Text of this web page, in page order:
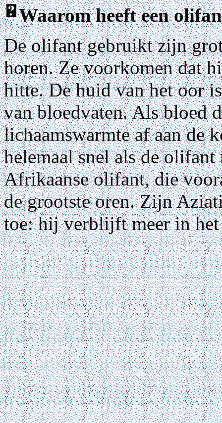
Waarom heeft een
De olifant gebruikt zijn
horen. Ze voorkomen dat
hitte. De huid van het oor
van bloedvaten. Als bloed
lichaamswarmte af aan de
helemaal snel als de
Afrikaanse olifant, die
de grootste oren. Zijn
toe: hij verblijft meer in